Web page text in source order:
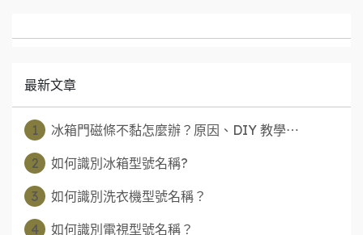
最新文章
1 冰箱門磁條不黏怎麼辦？原因、DIY 教學⋯
2 如何識別冰箱型號名稱?
3 如何識別洗衣機型號名稱？
4 如何識別電視型號名稱？